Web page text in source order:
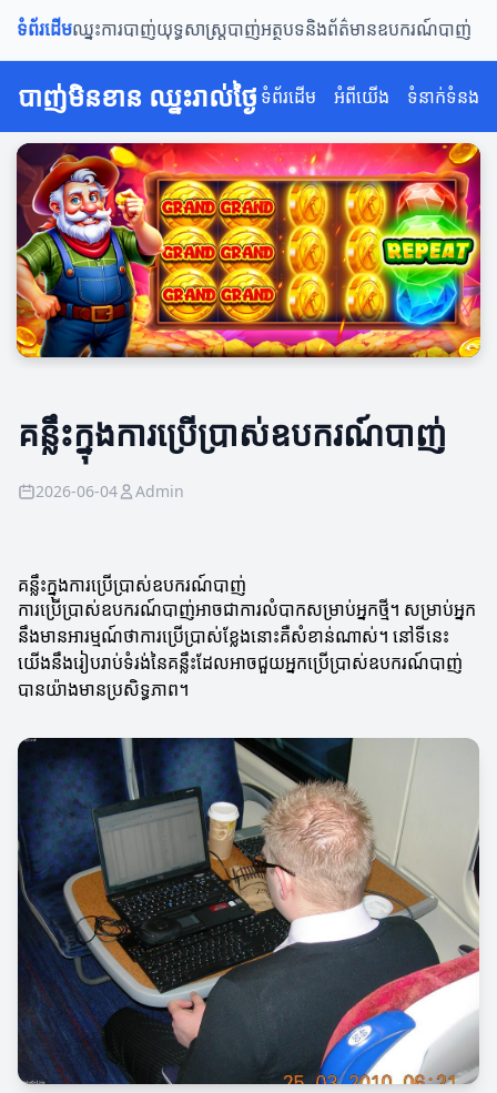
ទំព័រដើមឈ្នះការបាញ់យុទ្ធសាស្រ្តបាញ់អត្ថបទនិងព័ត៌មានឧបករណ៍បាញ់
បាញ់មិនខាន ឈ្នះរាល់ថ្ងៃ ទំព័រដើម អំពីយើង ទំនាក់ទំនង
គន្លឹះក្នុងការប្រើប្រាស់ឧបករណ៍បាញ់
2026-06-04 Admin
គន្លឹះក្នុងការប្រើប្រាស់ឧបករណ៍បាញ់
ការប្រើប្រាស់ឧបករណ៍បាញ់អាចជាការលំបាកសម្រាប់អ្នកថ្មី។ សម្រាប់អ្នក
នឹងមានអារម្មណ៍ថាការប្រើប្រាស់ខ្លែងនោះគឺសំខាន់ណាស់។ នៅទីនេះ
យើងនឹងរៀបរាប់ទំរង់នៃគន្លឹះដែលអាចជួយអ្នកប្រើប្រាស់ឧបករណ៍បាញ់
បានយ៉ាងមានប្រសិទ្ធភាព។